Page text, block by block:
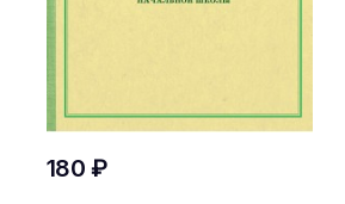
180 ₽